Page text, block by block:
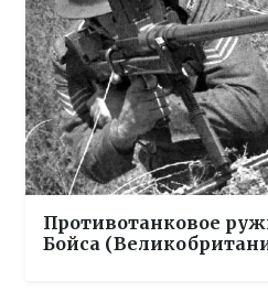
Противотанковое
Бойса